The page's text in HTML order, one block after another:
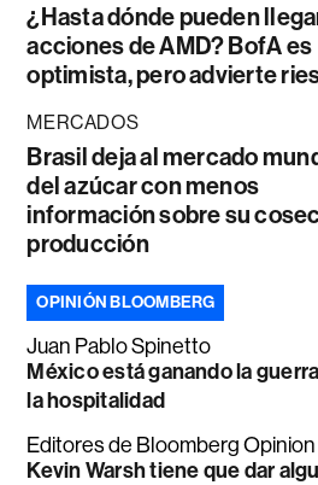
¿Hasta dónde pueden
acciones de AMD? BofA es
optimista, pero advierte
MERCADOS
Brasil deja al mercado
del azúcar con menos
información sobre su
producción
OPINIÓN BLOOMBERG
Juan Pablo Spinetto
México está ganando la
la hospitalidad
Editores de Bloomberg Opinion
Kevin Warsh tiene que dar